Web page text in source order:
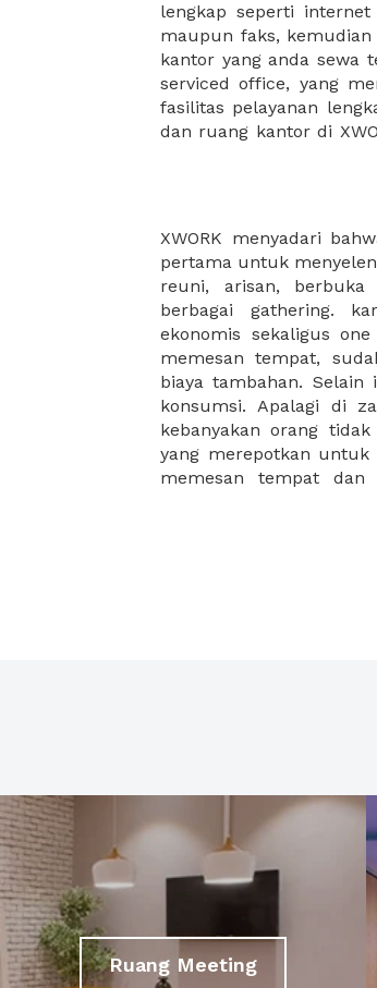
lengkap seperti
maupun faks,
kantor yang anda sewa
serviced office, yang
fasilitas pelayanan
dan ruang kantor di
kantor Anda, karena
sewa, kemudian Anda
kantor Anda,
kantor terbaik Anda,
XWORK menyadari
pertama untuk
reuni, arisan,
berbagai gathering.
ekonomis sekaligus
memesan tempat,
biaya tambahan.
konsumsi. Apalagi di
kebanyakan orang
yang merepotkan
memesan tempat dan
memang
masyarakat yang
telah bekerjasama
gathereing anda lebih
khawatir dengan
tawarkan karena
memiliki standar dan
restoran yang kalian
Ruang Meeting